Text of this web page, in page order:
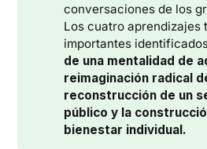
conversaciones de los
Los cuatro aprendizajes
importantes
de una mentalidad de
reimaginación radical
reconstrucción de un
público y la
bienestar individual.